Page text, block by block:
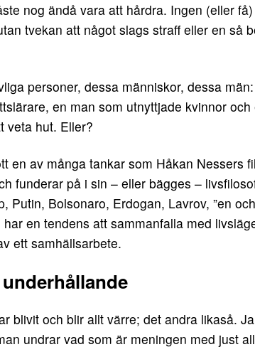
nog ändå vara att hårdra. Ingen (eller
tvekan att något slags straff eller en så
personer, dessa människor, dessa
en man som utnyttjade kvinnor
veta hut. Eller?
en av många tankar som Håkan Nessers
funderar på i sin – eller bägges –
Putin, Bolsonaro, Erdogan, Lavrov, ”en
har en tendens att sammanfalla med
ett samhällsarbete.
blivit och blir allt värre; det andra likaså.
undrar vad som är meningen med just